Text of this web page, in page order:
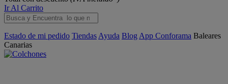
Ir Al Carrito
Estado de mi pedido Tiendas Ayuda Blog App Conforama Baleares
Canarias